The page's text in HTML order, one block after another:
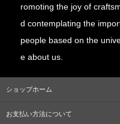
romoting the joy of
d contemplating the
people based on the
e about us.
ショップホーム
お支払い方法について